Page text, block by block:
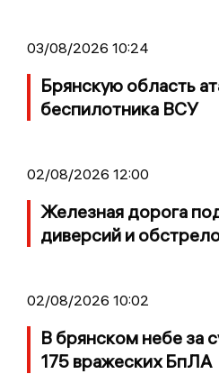
03/08/2026 10:24
Брянскую область
беспилотника ВСУ
02/08/2026 12:00
Железная дорога
диверсий и
02/08/2026 10:02
В брянском небе за
175 вражеских БпЛА